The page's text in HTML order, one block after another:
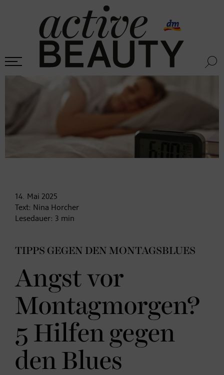
14. Mai 2025
Text: Nina Horcher
Lesedauer: 3 min
TIPPS GEGEN DEN MONTAGSBLUES
Angst vor
Montagmorgen?
5 Hilfen gegen
den Blues